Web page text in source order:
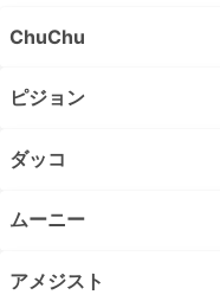
ChuChu
ピジョン
ダッコ
ムーニー
アメジスト